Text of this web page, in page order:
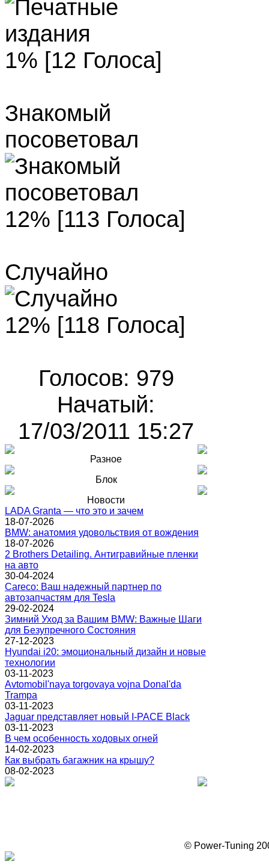
1% [12 Голоса]
Знакомый
посоветовал
12% [113 Голоса]
Случайно
12% [118 Голоса]
Голосов: 979
Начатый:
17/03/2011 15:27
Разное
Блок
Новости
LADA Granta — что это и зачем
18-07-2026
BMW: анатомия удовольствия от вождения
18-07-2026
2 Brothers Detailing. Антигравийные пленки
на авто
30-04-2024
Careco: Ваш надежный партнер по
автозапчастям для Tesla
29-02-2024
Зимний Уход за Вашим BMW: Важные Шаги
для Безупречного Состояния
27-12-2023
Hyundai i20: эмоциональный дизайн и новые
технологии
03-11-2023
Avtomobil'naya torgovaya vojna Donal'da
Trampa
03-11-2023
Jaguar представляет новый I-PACE Black
03-11-2023
В чем особенность ходовых огней
14-02-2023
Как выбрать багажник на крышу?
08-02-2023
© Power-Tuning